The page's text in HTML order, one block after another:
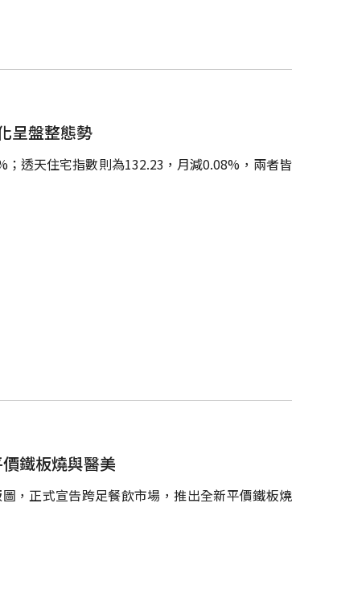
呈盤整態勢
透天住宅指數則為132.23，月減0.08%，兩者皆
鐵板燒與醫美
，正式宣告跨足餐飲市場，推出全新平價鐵板燒